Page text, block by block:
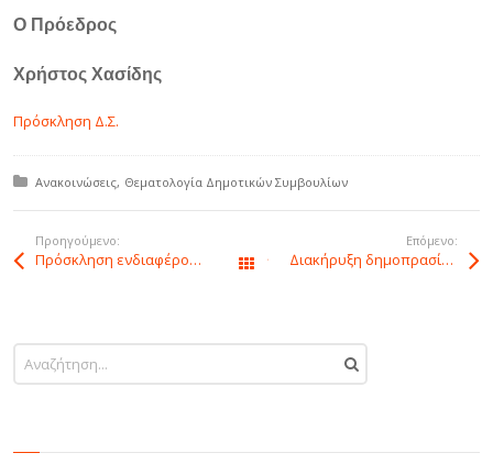
Ο Πρόεδρος
Χρήστος Χασίδης
Πρόσκληση Δ.Σ.
Δημοσιεύτηκε σε:
Ανακοινώσεις Θεματολογία Δημοτικών Συμβουλίων
Προηγούμενο:
Πρόσκληση ενδιαφέροντος για την εμποροπανήγυρη Φιλιππιάδας Όλα τα άρθρα
Επόμενο:
∆ιακήρυξη δηµοπρασίας για την εκµίσθωση δηµοτικής έκτασης στα Μελιανά